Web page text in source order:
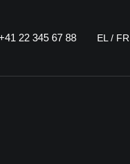
22 345 67 88 EL / FR